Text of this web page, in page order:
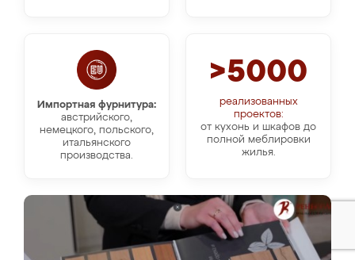
Импортная фурнитура:
австрийского,
немецкого, польского,
итальянского
производства.
>5000
реализованных
проектов:
от кухонь и шкафов до
полной меблировки
жилья.